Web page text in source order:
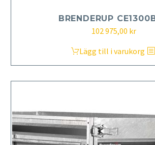
BRENDERUP
102 975,00 kr
Lägg till i varukorg